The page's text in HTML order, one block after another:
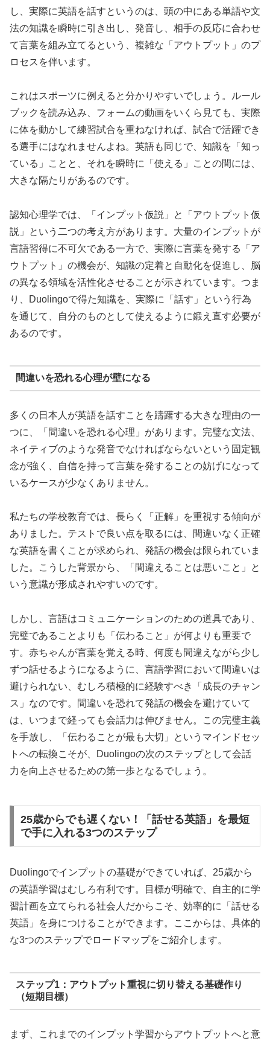
し、実際に英語を話すというのは、頭の中にある単語や文
法の知識を瞬時に引き出し、発音し、相手の反応に合わせ
て言葉を組み立てるという、複雑な「アウトプット」のプ
ロセスを伴います。
これはスポーツに例えると分かりやすいでしょう。ルール
ブックを読み込み、フォームの動画をいくら見ても、実際
に体を動かして練習試合を重ねなければ、試合で活躍でき
る選手にはなれませんよね。英語も同じで、知識を「知っ
ている」ことと、それを瞬時に「使える」ことの間には、
大きな隔たりがあるのです。
認知心理学では、「インプット仮説」と「アウトプット仮
説」という二つの考え方があります。大量のインプットが
言語習得に不可欠である一方で、実際に言葉を発する「ア
ウトプット」の機会が、知識の定着と自動化を促進し、脳
の異なる領域を活性化させることが示されています。つま
り、Duolingoで得た知識を、実際に「話す」という行為
を通じて、自分のものとして使えるように鍛え直す必要が
あるのです。
間違いを恐れる心理が壁になる
多くの日本人が英語を話すことを躊躇する大きな理由の一
つに、「間違いを恐れる心理」があります。完璧な文法、
ネイティブのような発音でなければならないという固定観
念が強く、自信を持って言葉を発することの妨げになって
いるケースが少なくありません。
私たちの学校教育では、長らく「正解」を重視する傾向が
ありました。テストで良い点を取るには、間違いなく正確
な英語を書くことが求められ、発話の機会は限られていま
した。こうした背景から、「間違えることは悪いこと」と
いう意識が形成されやすいのです。
しかし、言語はコミュニケーションのための道具であり、
完璧であることよりも「伝わること」が何よりも重要で
す。赤ちゃんが言葉を覚える時、何度も間違えながら少し
ずつ話せるようになるように、言語学習において間違いは
避けられない、むしろ積極的に経験すべき「成長のチャン
ス」なのです。間違いを恐れて発話の機会を避けていて
は、いつまで経っても会話力は伸びません。この完璧主義
を手放し、「伝わることが最も大切」というマインドセッ
トへの転換こそが、Duolingoの次のステップとして会話
力を向上させるための第一歩となるでしょう。
25歳からでも遅くない！「話せる英語」を最短
で手に入れる3つのステップ
Duolingoでインプットの基礎ができていれば、25歳から
の英語学習はむしろ有利です。目標が明確で、自主的に学
習計画を立てられる社会人だからこそ、効率的に「話せる
英語」を身につけることができます。ここからは、具体的
な3つのステップでロードマップをご紹介します。
ステップ1：アウトプット重視に切り替える基礎作り
（短期目標）
まず、これまでのインプット学習からアウトプットへと意